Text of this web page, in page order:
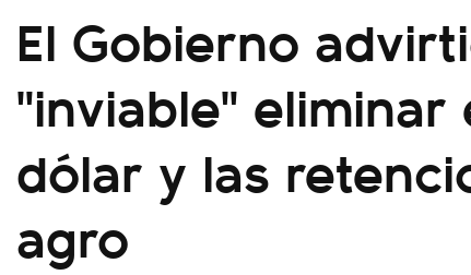
El Gobierno
"inviable" eliminar
dólar y las
agro